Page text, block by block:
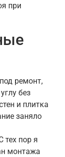
при
ремонт,
без
и плитка
заняло
тех пор я
монтажа